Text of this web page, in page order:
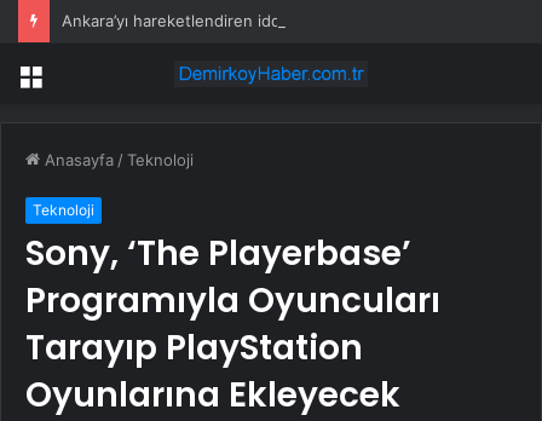
Menü
Anasayfa /Teknoloji
Teknoloji
Sony, ‘The Playerbase’
Programıyla Oyuncuları
Tarayıp PlayStation
Oyunlarına Ekleyecek